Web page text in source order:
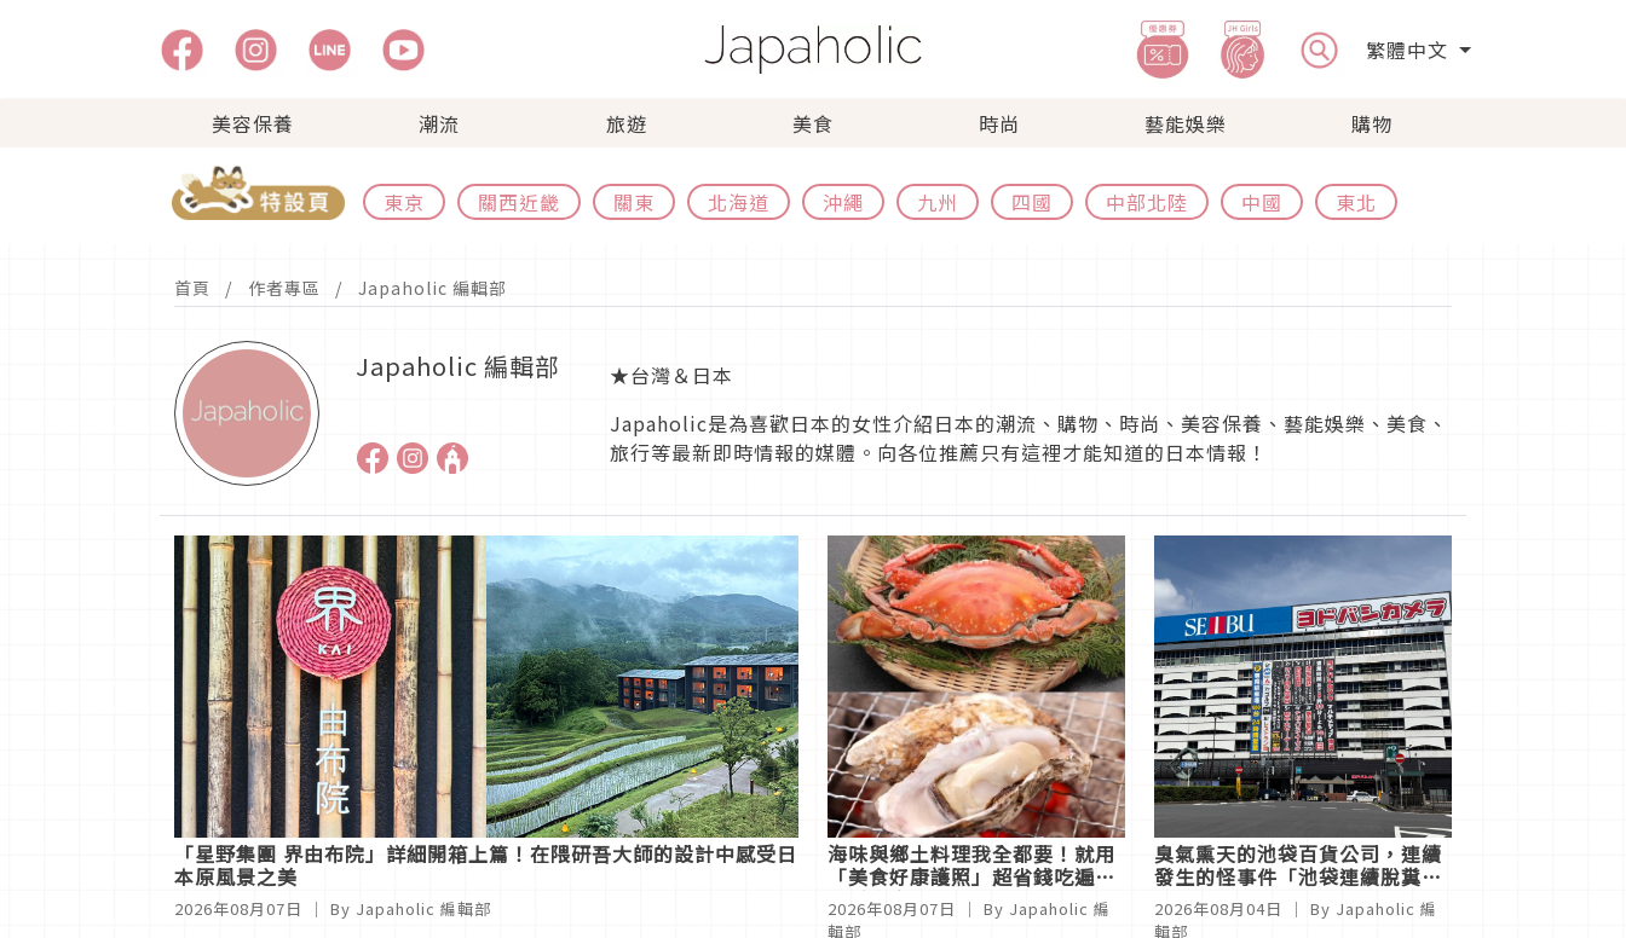
繁體中文
美容保養 潮流 旅遊 美食 時尚 藝能娛樂 購物
東京 關西近畿 關東 北海道 沖繩 九州 四國 中部北陸 中國 東北
首頁 作者專區 Japaholic 編輯部
Japaholic 編輯部
★台灣＆日本
Japaholic是為喜歡日本的女性介紹日本的潮流、購物、時尚、美容保養、藝能娛樂、美食、
旅行等最新即時情報的媒體。向各位推薦只有這裡才能知道的日本情報！
「星野集團 界由布院」詳細開箱上篇！在隈研吾大師的設計中感受日
本原風景之美
2026年08月07日 ｜ By Japaholic 編輯部
海味與鄉土料理我全都要！就用
「美食好康護照」超省錢吃遍佐
賀縣太良町
2026年08月07日
｜ By Japaholic 編
輯部
臭氣熏天的池袋百貨公司，連續
發生的怪事件「池袋連續脫糞事
件」
2026年08月04日
｜ By Japaholic 編
輯部